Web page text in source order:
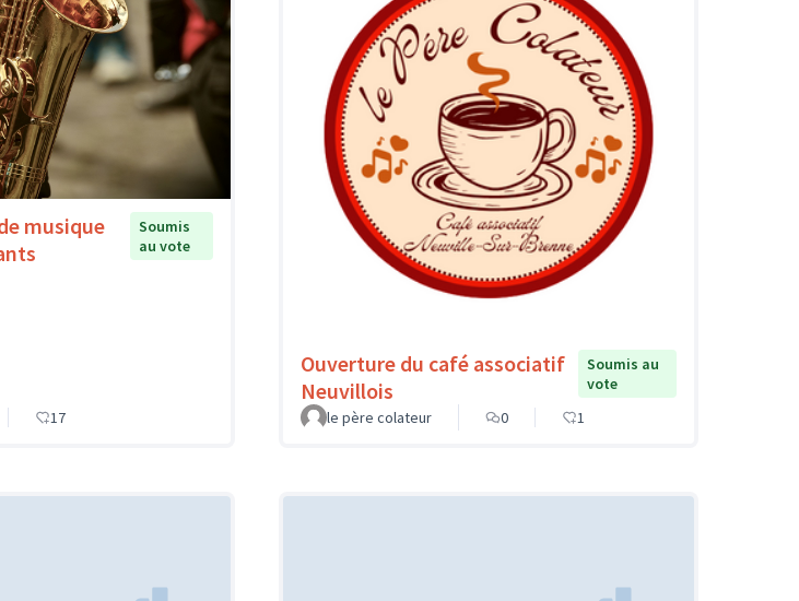
musique
Soumis
au vote
17
Ouverture du café associatif
Neuvillois
Soumis au
vote
le père colateur
0 1